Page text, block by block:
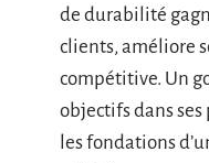
de durabilité
clients, améliore
compétitive. Un
objectifs dans
les fondations